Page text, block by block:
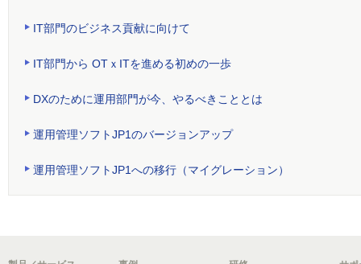
IT部門のビジネス貢献に向けて
IT部門から OTｘITを進める初めの一歩
DXのために運用部門が今、やるべきこととは
運用管理ソフトJP1のバージョンアップ
運用管理ソフトJP1への移行（マイグレーション）